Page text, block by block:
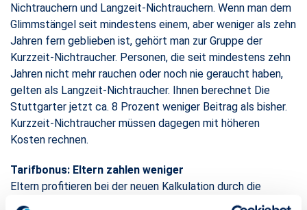
Nichtrauchern und Langzeit-Nichtrauchern. Wenn man dem
Glimmstängel seit mindestens einem, aber weniger als zehn
Jahren fern geblieben ist, gehört man zur Gruppe der
Kurzzeit-Nichtraucher. Personen, die seit mindestens zehn
Jahren nicht mehr rauchen oder noch nie geraucht haben,
gelten als Langzeit-Nichtraucher. Ihnen berechnet Die
Stuttgarter jetzt ca. 8 Prozent weniger Beitrag als bisher.
Kurzzeit-Nichtraucher müssen dagegen mit höheren
Kosten rechnen.
Tarifbonus: Eltern zahlen weniger
Eltern profitieren bei der neuen Kalkulation durch die
Einführung eines Tarifbonus von ca. 3 Prozent. Dabei ist es